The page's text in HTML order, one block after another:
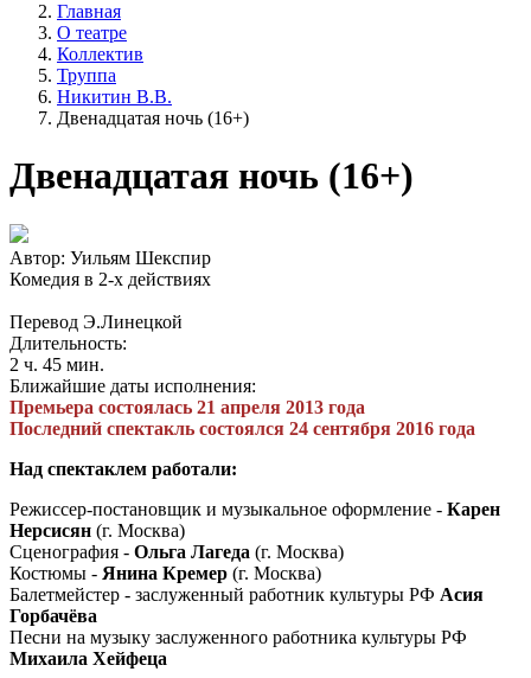
Главная
О театре
Коллектив
Труппа
Никитин В.В.
Двенадцатая ночь (16+)
Двенадцатая ночь (16+)
Автор: Уильям Шекспир
Комедия в 2-х действиях
Перевод Э.Линецкой
Длительность:
2 ч. 45 мин.
Ближайшие даты исполнения:
Премьера состоялась 21 апреля 2013 года
Последний спектакль состоялся 24 сентября 2016 года
Над спектаклем работали:
Режиссер-постановщик и музыкальное оформление - Карен
Нерсисян (г. Москва)
Сценография - Ольга Лагеда (г. Москва)
Костюмы - Янина Кремер (г. Москва)
Балетмейстер - заслуженный работник культуры РФ Асия
Горбачёва
Песни на музыку заслуженного работника культуры РФ
Михаила Хейфеца